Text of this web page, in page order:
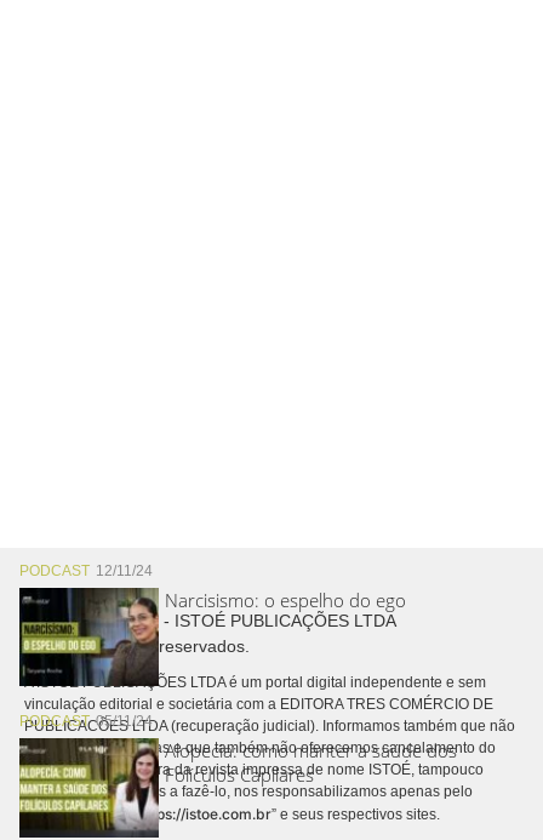
PODCAST 12/11/24
Narcisismo: o espelho do ego
PODCAST05/11/24
Alopecia: como manter a saúde dos
Folículos Capilares
Copyright © 2026 - ISTOÉ PUBLICAÇÕES LTDA
Todos os direitos reservados.
A ISTOÉ PUBLICAÇÕES LTDA é um portal digital independente e sem
vinculação editorial e societária com a EDITORA TRES COMÉRCIO DE
PUBLICACÕES LTDA (recuperação judicial). Informamos também que não
realizamos cobranças e que também não oferecemos cancelamento do
contrato de assinatura da revista impressa de nome ISTOÉ, tampouco
autorizamos terceiros a fazê-lo, nos responsabilizamos apenas pelo
conteúdo digital “https://istoe.com.br” e seus respectivos sites.